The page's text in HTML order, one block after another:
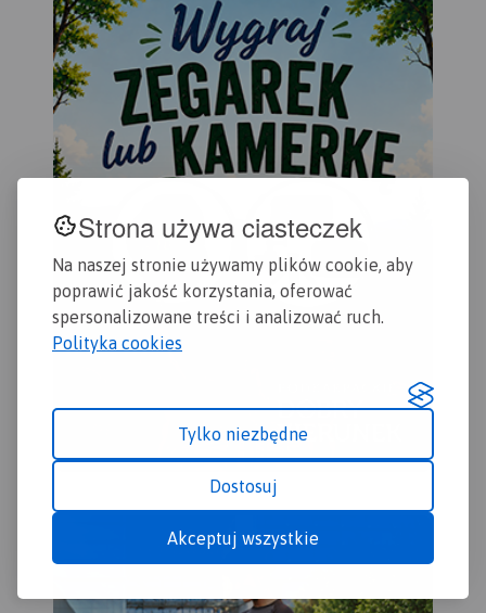
Strona używa ciasteczek
Na naszej stronie używamy plików cookie, aby
poprawić jakość korzystania, oferować
spersonalizowane treści i analizować ruch.
Polityka cookies
Tylko niezbędne
Dostosuj
Akceptuj wszystkie
Zielonki oraz Park
Krajobrazowy Promno.